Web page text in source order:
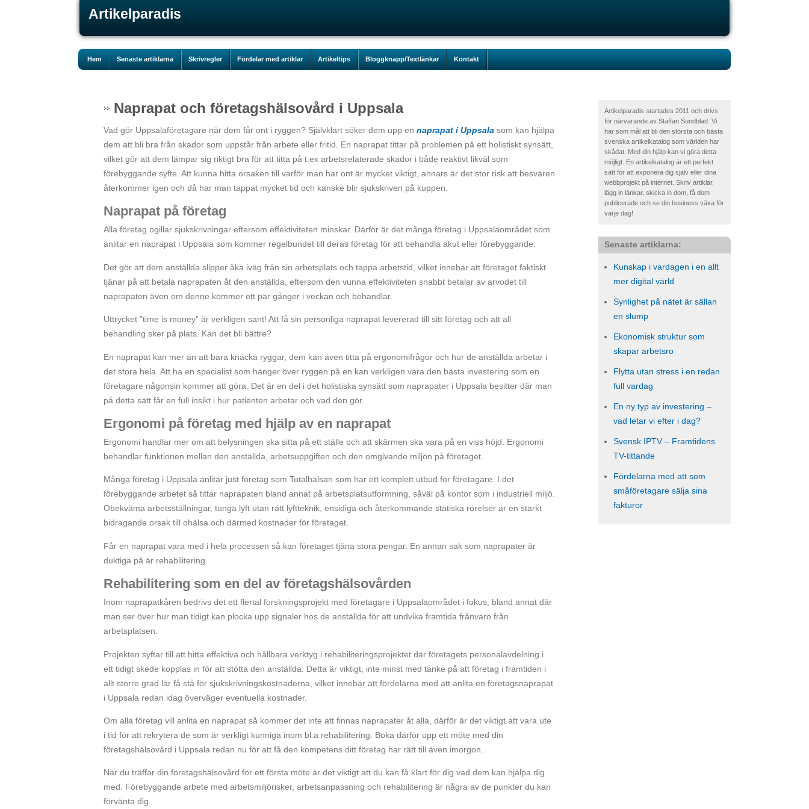
Artikelparadis
Hem Senaste artiklarna Skrivregler Fördelar med artiklar Artikeltips Bloggknapp/Textlänkar Kontakt
Artikelparadis startades 2011 och drivs
för närvarande av Staffan Sundblad. Vi
har som mål att bli den största och bästa
svenska artikelkatalog som världen har
skådat. Med din hjälp kan vi göra detta
möjligt. En artikelkatalog är ett perfekt
sätt för att exponera dig själv eller dina
webbprojekt på internet. Skriv artiklar,
lägg in länkar, skicka in dom, få dom
publicerade och se din business växa för
varje dag!
Senaste artiklarna:
Kunskap i vardagen i en allt
mer digital värld
Synlighet på nätet är sällan
en slump
Ekonomisk struktur som
skapar arbetsro
Flytta utan stress i en redan
full vardag
En ny typ av investering –
vad letar vi efter i dag?
Svensk IPTV – Framtidens
TV-tittande
Fördelarna med att som
småföretagare sälja sina
fakturor
Naprapat och företagshälsovård i Uppsala
Vad gör Uppsalaföretagare när dem får ont i ryggen? Självklart söker dem upp en naprapat i Uppsala som kan hjälpa
dem att bli bra från skador som uppstår från arbete eller fritid. En naprapat tittar på problemen på ett holistiskt synsätt,
vilket gör att dem lämpar sig riktigt bra för att titta på t.ex arbetsrelaterade skador i både reaktivt likväl som
förebyggande syfte. Att kunna hitta orsaken till varför man har ont är mycket viktigt, annars är det stor risk att besvären
återkommer igen och då har man tappat mycket tid och kanske blir sjukskriven på kuppen.
Naprapat på företag
Alla företag ogillar sjukskrivningar eftersom effektiviteten minskar. Därför är det många företag i Uppsalaområdet som
anlitar en naprapat i Uppsala som kommer regelbundet till deras företag för att behandla akut eller förebyggande.
Det gör att dem anställda slipper åka iväg från sin arbetsplats och tappa arbetstid, vilket innebär att företaget faktiskt
tjänar på att betala naprapaten åt den anställda, eftersom den vunna effektiviteten snabbt betalar av arvodet till
naprapaten även om denne kommer ett par gånger i veckan och behandlar.
Uttrycket ”time is money” är verkligen sant! Att få sin personliga naprapat levererad till sitt företag och att all
behandling sker på plats. Kan det bli bättre?
En naprapat kan mer än att bara knäcka ryggar, dem kan även titta på ergonomifrågor och hur de anställda arbetar i
det stora hela. Att ha en specialist som hänger över ryggen på en kan verkligen vara den bästa investering som en
företagare någonsin kommer att göra. Det är en del i det holistiska synsätt som naprapater i Uppsala besitter där man
på detta sätt får en full insikt i hur patienten arbetar och vad den gör.
Ergonomi på företag med hjälp av en naprapat
Ergonomi handlar mer om att belysningen ska sitta på ett ställe och att skärmen ska vara på en viss höjd. Ergonomi
behandlar funktionen mellan den anställda, arbetsuppgiften och den omgivande miljön på företaget.
Många företag i Uppsala anlitar just företag som Totalhälsan som har ett komplett utbud för företagare. I det
förebyggande arbetet så tittar naprapaten bland annat på arbetsplatsutformning, såväl på kontor som i industriell miljö.
Obekväma arbetsställningar, tunga lyft utan rätt lyftteknik, ensidiga och återkommande statiska rörelser är en starkt
bidragande orsak till ohälsa och därmed kostnader för företaget.
Får en naprapat vara med i hela processen så kan företaget tjäna stora pengar. En annan sak som naprapater är
duktiga på är rehabilitering.
Rehabilitering som en del av företagshälsovården
Inom naprapatkåren bedrivs det ett flertal forskningsprojekt med företagare i Uppsalaområdet i fokus, bland annat där
man ser över hur man tidigt kan plocka upp signaler hos de anställda för att undvika framtida frånvaro från
arbetsplatsen.
Projekten syftar till att hitta effektiva och hållbara verktyg i rehabiliteringsprojektet där företagets personalavdelning i
ett tidigt skede kopplas in för att stötta den anställda. Detta är viktigt, inte minst med tanke på att företag i framtiden i
allt större grad lär få stå för sjukskrivningskostnaderna, vilket innebär att fördelarna med att anlita en företagsnaprapat
i Uppsala redan idag överväger eventuella kostnader.
Om alla företag vill anlita en naprapat så kommer det inte att finnas naprapater åt alla, därför är det viktigt att vara ute
i tid för att rekrytera de som är verkligt kunniga inom bl.a rehabilitering. Boka därför upp ett möte med din
företagshälsovård i Uppsala redan nu för att få den kompetens ditt företag har rätt till även imorgon.
När du träffar din företagshälsovård för ett första möte är det viktigt att du kan få klart för dig vad dem kan hjälpa dig
med. Förebyggande arbete med arbetsmiljörisker, arbetsanpassning och rehabilitering är några av de punkter du kan
förvänta dig.